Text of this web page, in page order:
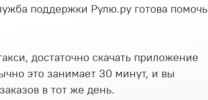
поддержки Рулю.ру готова помочь
достаточно скачать приложение
это занимает 30 минут, и вы
в тот же день.